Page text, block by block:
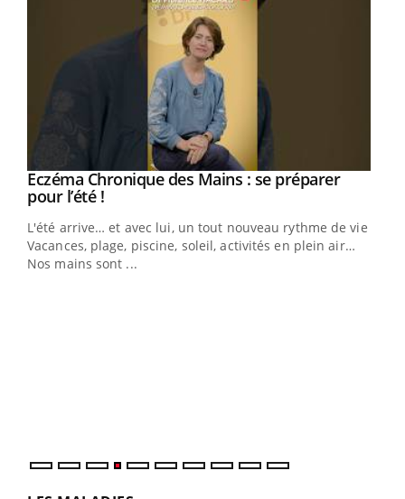
Youtube
Eczéma Chronique des Mains : se préparer
pour l’été !Youtube
L'été arrive… et avec lui, un tout nouveau rythme de vie !
Vacances, plage, piscine, soleil, activités en plein air…
Nos mains sont ...